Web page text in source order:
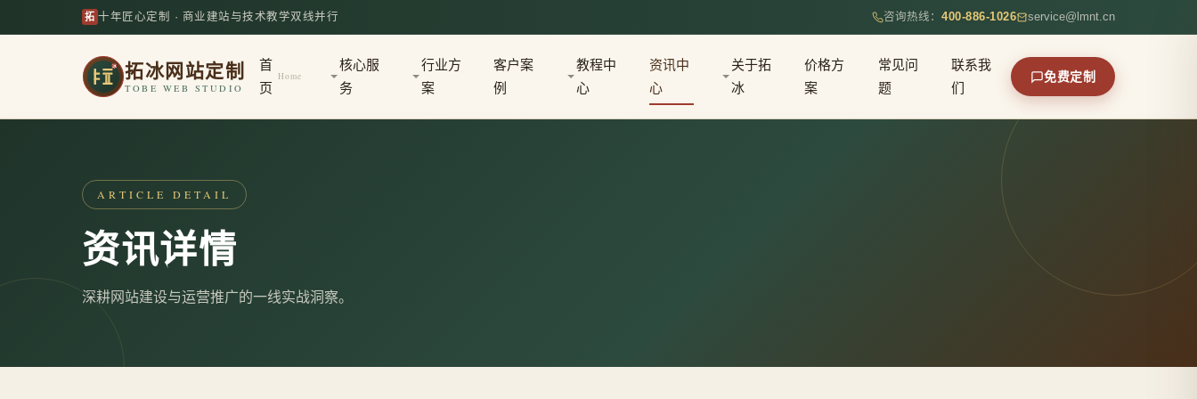
拓 十年匠心定制 · 商业建站与技术教学双线并行 咨询热线： 400-886-1026 service@lmnt.cn
拓冰网站定制
TOBE WEB STUDIO
首
页
Home
核心服
务
行业方
案
客户案
例
教程中
心
资讯中
心
关于拓
冰
价格方
案
常见问
题
联系我
们
免费定制
ARTICLE DETAIL
资讯详情
深耕网站建设与运营推广的一线实战洞察。